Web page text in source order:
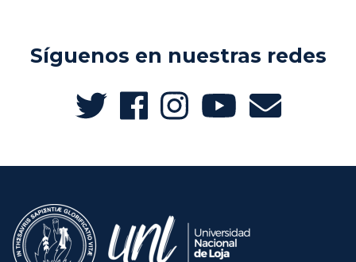
Síguenos en nuestras redes